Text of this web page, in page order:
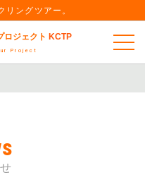
リングツアー。
ロジェクト KCTP
Project